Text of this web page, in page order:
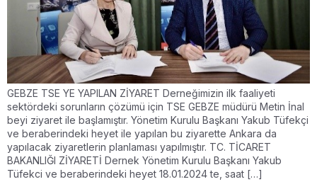
GEBZE TSE YE YAPILAN ZİYARET Derneğimizin ilk faaliyeti
sektördeki sorunların çözümü için TSE GEBZE müdürü Metin İnal
beyi ziyaret ile başlamıştır. Yönetim Kurulu Başkanı Yakub Tüfekçi
ve beraberindeki heyet ile yapılan bu ziyarette Ankara da
yapılacak ziyaretlerin planlaması yapılmıştır. TC. TİCARET
BAKANLIĞI ZİYARETİ Dernek Yönetim Kurulu Başkanı Yakub
Tüfekci ve beraberindeki heyet 18.01.2024 te, saat […]